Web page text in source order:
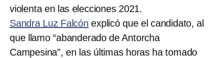
violenta en las elecciones 2021.
Sandra Luz Falcón explicó que el candidato, al
que llamo “abanderado de Antorcha
Campesina”, en las últimas horas ha tomado